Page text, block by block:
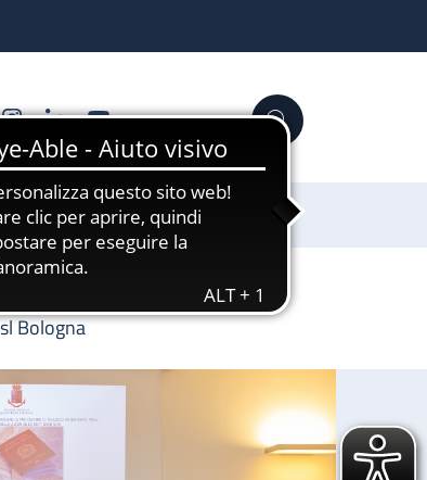
Instagram
LinkedinYouTube Cerca
Sostienici
Bologna